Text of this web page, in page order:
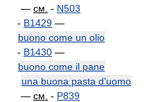
— см. - N503
- B1429 —
buono come un olio
- B1430 —
buono come il pane
una buona pasta d'uomo
— см. - P839